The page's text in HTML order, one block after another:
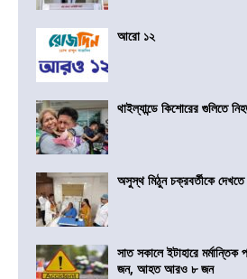
আরো ১২
থাইল্যান্ডে কিশোরের গুলিতে
অসুস্থ মিঠুন চক্রবর্তীকে দেখতে
সাত সকালে ইটাহারে মর্মান্তিক
জন, আহত আরও ৮ জন